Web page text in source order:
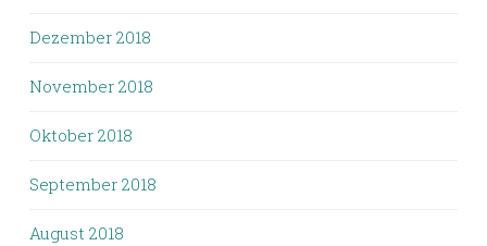
Dezember 2018
November 2018
Oktober 2018
September 2018
August 2018